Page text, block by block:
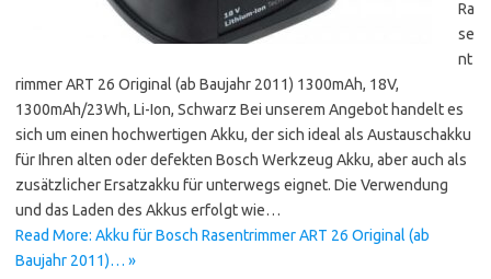
Ra
se
nt
rimmer ART 26 Original (ab Baujahr 2011) 1300mAh, 18V,
1300mAh/23Wh, Li-Ion, Schwarz Bei unserem Angebot handelt es
sich um einen hochwertigen Akku, der sich ideal als Austauschakku
für Ihren alten oder defekten Bosch Werkzeug Akku, aber auch als
zusätzlicher Ersatzakku für unterwegs eignet. Die Verwendung
und das Laden des Akkus erfolgt wie…
Read More: Akku für Bosch Rasentrimmer ART 26 Original (ab
Baujahr 2011)… »